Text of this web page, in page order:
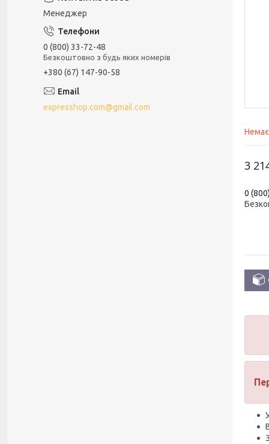
Немає
3
0
Менеджер
0 (800) 33-72-48
Безкоштовно з будь яких номерів
+380 (67) 147-90-58
expresshop.com@gmail.com